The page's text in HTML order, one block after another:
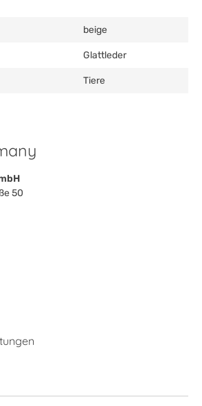
beige
Glattleder
Tiere
50
von 4.7 von 5 Sternen